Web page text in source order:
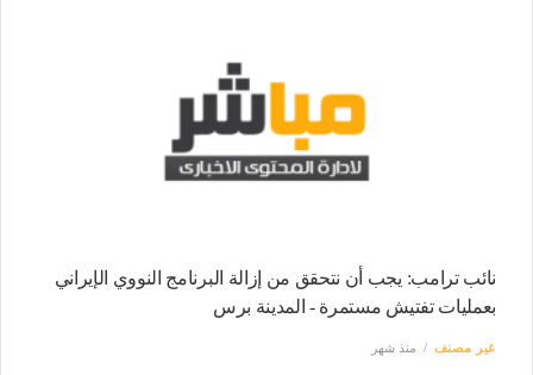
نائب ترامب: يجب أن نتحقق من إزالة البرنامج النووي الإيراني
بعمليات تفتيش مستمرة - المدينة برس
غير مصنف منذ شهر